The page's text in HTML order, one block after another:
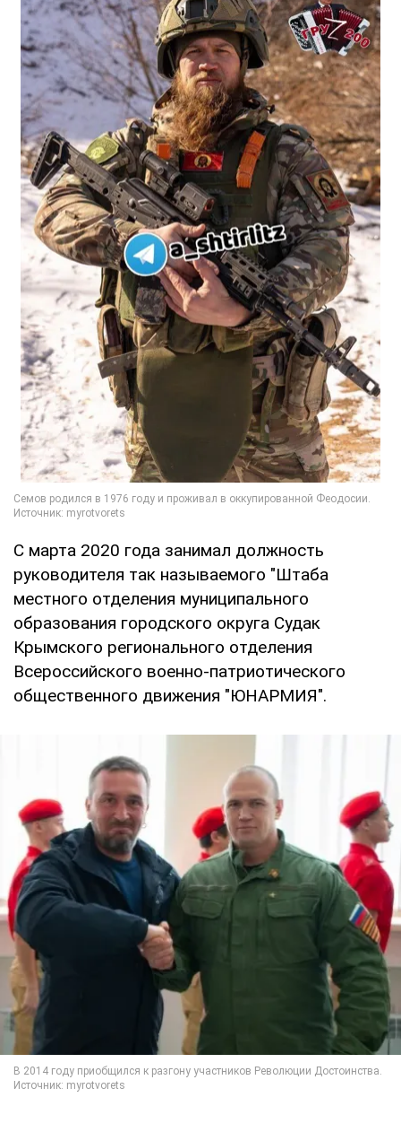
С марта 2020 года занимал должность
руководителя так называемого "Штаба
местного отделения муниципального
образования городского округа Судак
Крымского регионального отделения
Всероссийского военно-патриотического
общественного движения "ЮНАРМИЯ".